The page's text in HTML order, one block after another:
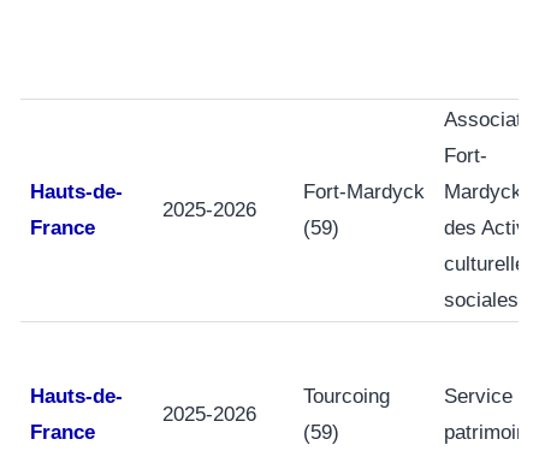
Hauts-de-
France
2025-2026
Fort-Mardyck
(59)
Fort-
des
sociales
Hauts-de-
France
2025-2026
Tourcoing
(59)
Service
patrimoine